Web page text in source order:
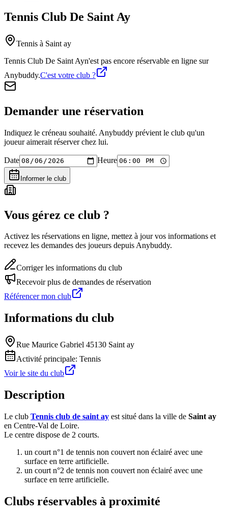
Tennis Club De Saint Ay
Tennis à Saint ay
Tennis Club De Saint Ayn'est pas encore réservable en ligne sur
Anybuddy.C'est votre club ?
Demander une réservation
Indiquez le créneau souhaité. Anybuddy prévient le club qu'un
joueur aimerait réserver chez lui.
Date Heure
Informer le club
Vous gérez ce club ?
Activez les réservations en ligne, mettez à jour vos informations et
recevez les demandes des joueurs depuis Anybuddy.
Corriger les informations du club
Recevoir plus de demandes de réservation
Référencer mon club
Informations du club
Rue Maurice Gabriel 45130 Saint ay
Activité principale: Tennis
Voir le site du club
Description
Le club Tennis club de saint ay est situé dans la ville de Saint ay
en Centre-Val de Loire.
Le centre dispose de 2 courts.
un court n°1 de tennis non couvert non éclairé avec une
surface en terre artificielle.
un court n°2 de tennis non couvert non éclairé avec une
surface en terre artificielle.
Clubs réservables à proximité